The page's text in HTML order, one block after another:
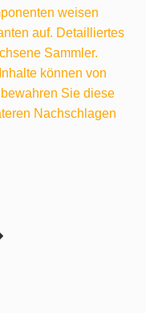
weisen
auf. Detailliertes
Sammler.
können von
Sie diese
Nachschlagen